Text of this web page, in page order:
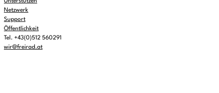
Netzwerk
Support
Öffentlichkeit
Tel. +43(0)512 560291
wir@freirad.at